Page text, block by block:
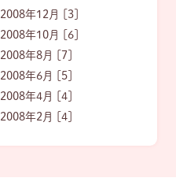
2008年12月 [3]
2008年10月 [6]
2008年8月 [7]
2008年6月 [5]
2008年4月 [4]
2008年2月 [4]